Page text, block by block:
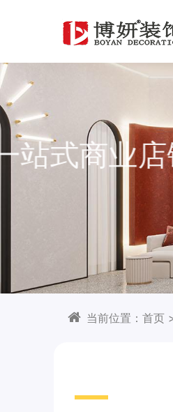
一站式
海量效果图供您参考
了解更多
当前位置： 首页